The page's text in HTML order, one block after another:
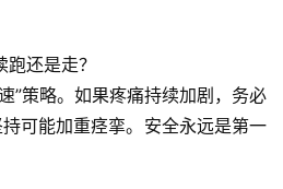
还是走？
”策略。如果疼痛持续加剧，务必
可能加重痉挛。安全永远是第一